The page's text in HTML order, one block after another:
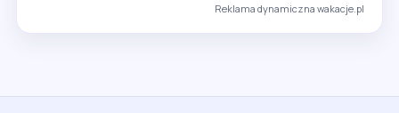
Reklama dynamiczna wakacje.pl